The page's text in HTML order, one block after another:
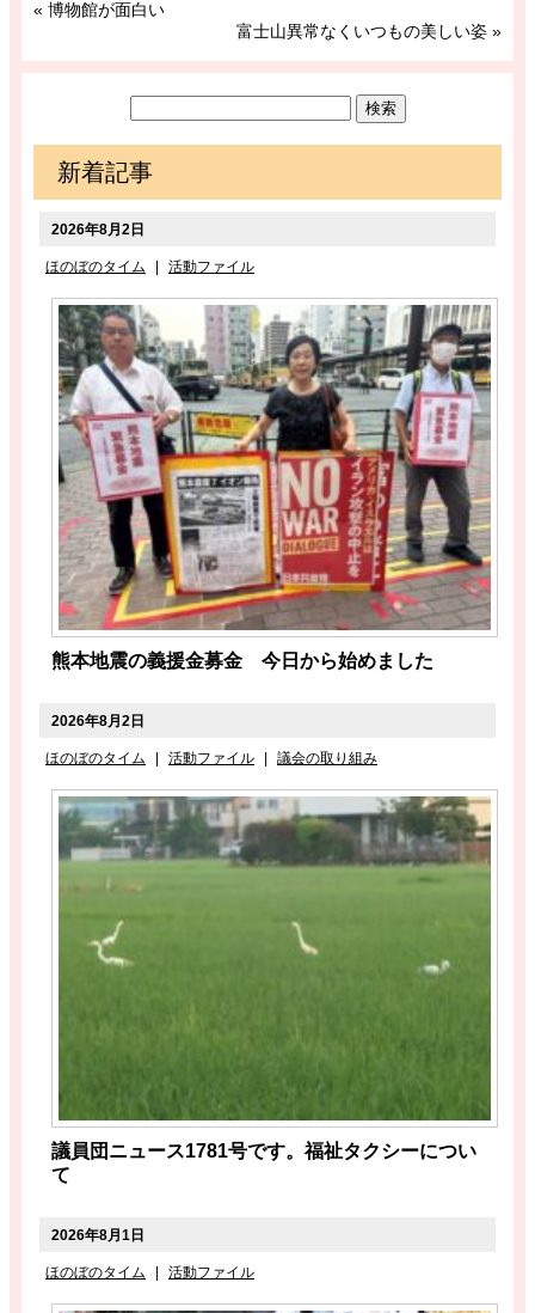
« 博物館が面白い
富士山異常なくいつもの美しい姿 »
新着記事
2026年8月2日
ほのぼのタイム 活動ファイル
熊本地震の義援金募金 今日から始めました
2026年8月2日
ほのぼのタイム | 活動ファイル | 議会の取り組み
議員団ニュース1781号です。福祉タクシーについ
て
2026年8月1日
ほのぼのタイム 活動ファイル